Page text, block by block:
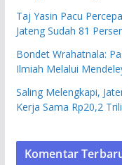
Taj Yasin Pacu
Jateng Sudah 81
Bondet Wrahatnala:
Ilmiah Melalui
Saling Melengkapi,
Kerja Sama Rp20,2
Komentar